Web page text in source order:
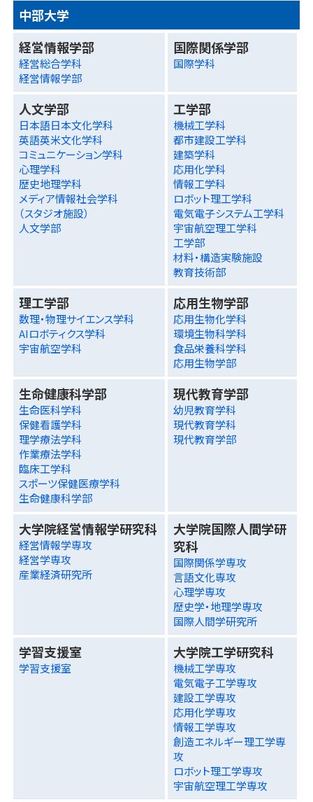
中部大学
経営情報学部
経営総合学科
経営情報学部
国際関係学部
国際学科
人文学部
日本語日本文化学科
英語英米文化学科
コミュニケーション学科
心理学科
歴史地理学科
メディア情報社会学科
（スタジオ施設）
人文学部
工学部
機械工学科
都市建設工学科
建築学科
応用化学科
情報工学科
ロボット理工学科
電気電子システム工学科
宇宙航空理工学科
工学部
材料・構造実験施設
教育技術部
理工学部
数理・物理サイエンス学科
AIロボティクス学科
宇宙航空学科
応用生物学部
応用生物化学科
環境生物科学科
食品栄養科学科
応用生物学部
生命健康科学部
生命医科学科
保健看護学科
理学療法学科
作業療法学科
臨床工学科
スポーツ保健医療学科
生命健康科学部
現代教育学部
幼児教育学科
現代教育学科
現代教育学部
大学院経営情報学研究科
経営情報学専攻
経営学専攻
産業経済研究所
大学院国際人間学研
究科
国際関係学専攻
言語文化専攻
心理学専攻
歴史学・地理学専攻
国際人間学研究所
学習支援室
学習支援室
大学院工学研究科
機械工学専攻
電気電子工学専攻
建設工学専攻
応用化学専攻
情報工学専攻
創造エネルギー理工学専
攻
ロボット理工学専攻
宇宙航空理工学専攻